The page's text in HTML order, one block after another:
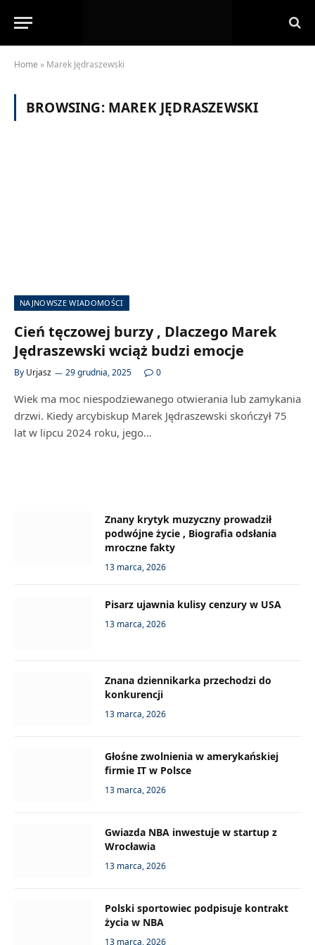
Home » Marek Jędraszewski
BROWSING: MAREK JĘDRASZEWSKI
NAJNOWSZE WIADOMOŚCI
Cień tęczowej burzy , Dlaczego Marek
Jędraszewski wciąż budzi emocje
By Urjasz 29 grudnia, 2025 0
Wiek ma moc niespodziewanego otwierania lub zamykania
drzwi. Kiedy arcybiskup Marek Jędraszewski skończył 75
lat w lipcu 2024 roku, jego…
Znany krytyk muzyczny prowadził
podwójne życie , Biografia odsłania
mroczne fakty
13 marca, 2026
Pisarz ujawnia kulisy cenzury w USA
13 marca, 2026
Znana dziennikarka przechodzi do
konkurencji
13 marca, 2026
Głośne zwolnienia w amerykańskiej
firmie IT w Polsce
13 marca, 2026
Gwiazda NBA inwestuje w startup z
Wrocławia
13 marca, 2026
Polski sportowiec podpisuje kontrakt
życia w NBA
13 marca, 2026